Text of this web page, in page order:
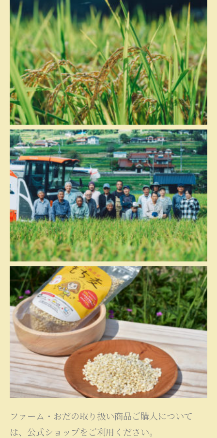
ファーム・おだの取り扱い商品ご購入について
は、公式ショップをご利用ください。